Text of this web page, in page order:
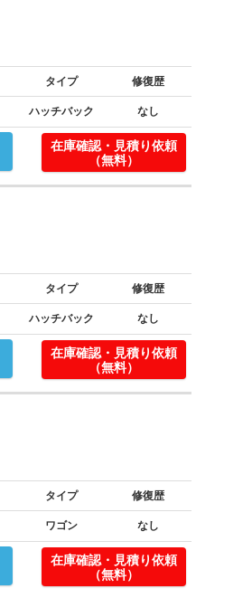
タイプ 修復歴
ハッチバック なし
在庫確認・見積り依頼
（無料）
タイプ 修復歴
ハッチバック なし
在庫確認・見積り依頼
（無料）
タイプ 修復歴
ワゴン なし
在庫確認・見積り依頼
（無料）